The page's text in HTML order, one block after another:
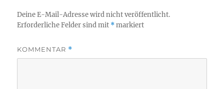
Deine E-Mail-Adresse wird nicht veröffentlicht.
Erforderliche Felder sind mit *markiert
KOMMENTAR *